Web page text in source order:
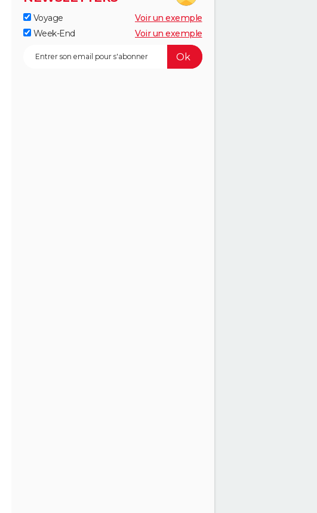
Voyage
Voir un exemple
Week-End
Voir un exemple